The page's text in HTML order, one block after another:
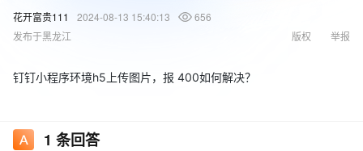
花开富贵111 2024-08-13 15:40:13
656
发布于黑龙江
举报
版权
钉钉小程序环境h5上传图片，报 400如何解决？
1 条回答